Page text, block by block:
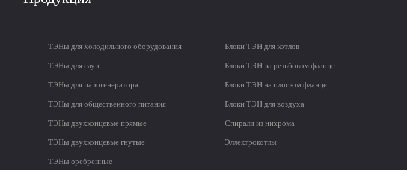
ТЭНы для холодильного оборудования
ТЭНы для саун
ТЭНы для парогенератора
ТЭНы для общественного питания
ТЭНы двухконцевые прямые
ТЭНы двухконцевые гнутые
ТЭНы оребренные
Блоки ТЭН для котлов
Блоки ТЭН на резьбовом фланце
Блоки ТЭН на плоском фланце
Блоки ТЭН для воздуха
Спирали из нихрома
Эллектрокотлы